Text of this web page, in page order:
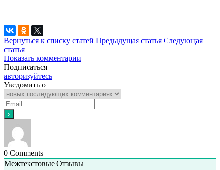
Вернуться к списку статей Предыдущая статья Следующая
статья
Показать комментарии
Подписаться
авторизуйтесь
Уведомить о
0 Comments
Межтекстовые Отзывы